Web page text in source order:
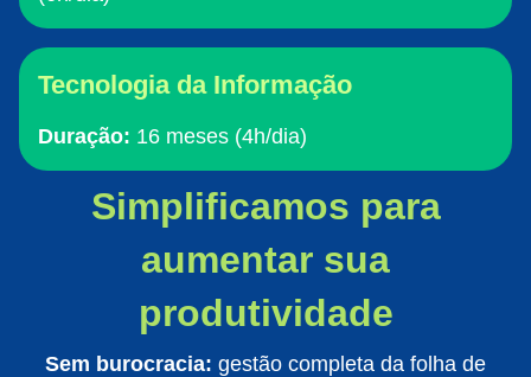
Tecnologia da Informação
Duração: 16 meses (4h/dia)
Simplificamos para
aumentar sua
produtividade
Sem burocracia: gestão completa da folha de